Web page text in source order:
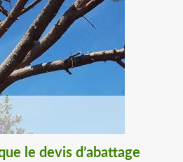
le devis d’abattage